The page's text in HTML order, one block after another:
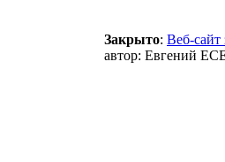
Закрыто: Веб-сайт
автор: Евгений